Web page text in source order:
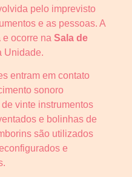
pelo imprevisto
e as pessoas. A
e ocorre na Sala de
Unidade.
entram em contato
sonoro
vinte instrumentos
e bolinhas de
são utilizados
e